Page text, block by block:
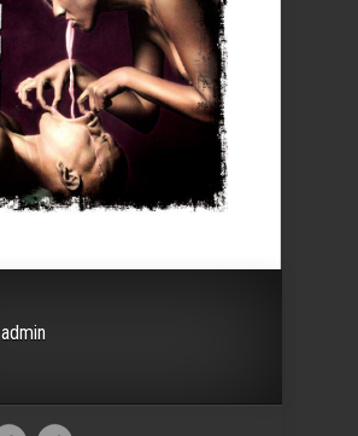
admin